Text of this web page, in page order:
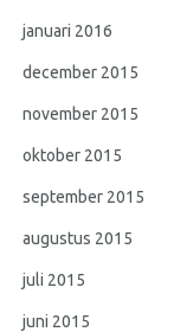
januari 2016
december 2015
november 2015
oktober 2015
september 2015
augustus 2015
juli 2015
juni 2015